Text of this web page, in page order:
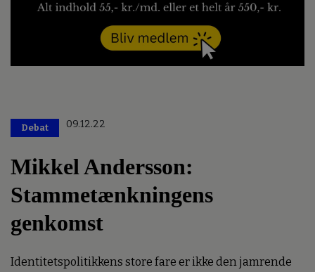
Debat 09.12.22
Mikkel Andersson:
Stammetænkningens
genkomst
Identitetspolitikkens store fare er ikke den jamrende